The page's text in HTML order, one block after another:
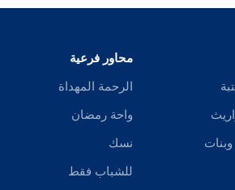
وبنات
محاور فرعية
الرحمة المهداة
واحة رمضان
نسك
للشباب فقط